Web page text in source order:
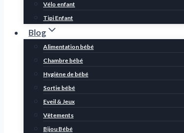
Vélo enfant
Tipi Enfant
Blog
Alimentation bébé
Chambre bébé
Hygiène de bébé
Sortie bébé
Eveil & Jeux
Vêtements
Bijou Bébé